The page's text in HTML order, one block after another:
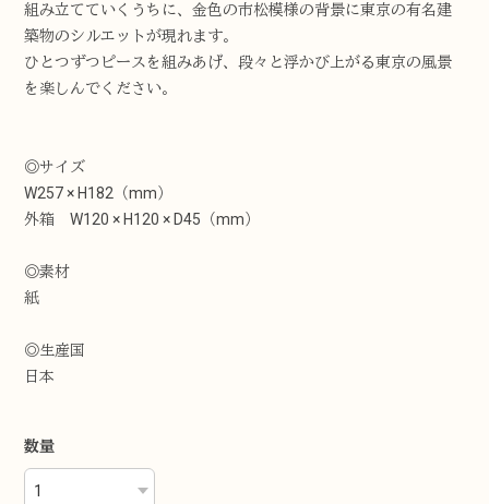
組み立てていくうちに、金色の市松模様の背景に東京の有名建
築物のシルエットが現れます。
ひとつずつピースを組みあげ、段々と浮かび上がる東京の風景
を楽しんでください。
◎サイズ
W257 × H182（mm）
外箱 W120 × H120 × D45（mm）
◎素材
紙
◎生産国
日本
数量